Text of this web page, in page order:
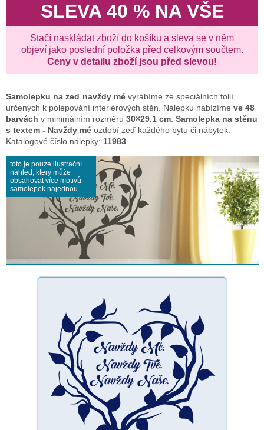
SLEVA 40 % NA VŠE
Stačí naskládat zboží do košíku a sleva se v něm
objeví jako poslední položka před celkovým součtem.
Ceny v detailu zboží jsou před slevou!
Samolepku na zeď navždy mé vyrábíme ze speciálních fólií
určených k polepování interiérových stěn. Nálepku nabízíme ve 48
barvách v minimálním rozměru 30×29.1 cm Samolepka na stěnu
s textem - Navždy mé ozdobí zeď každého bytu či nábytek.
Katalogové číslo nálepky: 11983
toto je pouze ilustrační
náhled, který může
obsahovat více motivů
samolepek najednou